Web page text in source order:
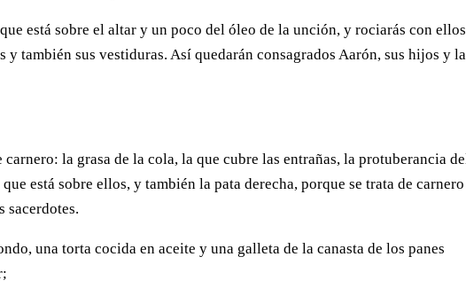
está sobre el altar y un poco del óleo de la unción, y rociarás con
y también sus vestiduras. Así quedarán consagrados Aarón, sus hijos y
carnero: la grasa de la cola, la que cubre las entrañas, la protuberancia
está sobre ellos, y también la pata derecha, porque se trata de carnero
sacerdotes.
una torta cocida en aceite y una galleta de la canasta de los panes